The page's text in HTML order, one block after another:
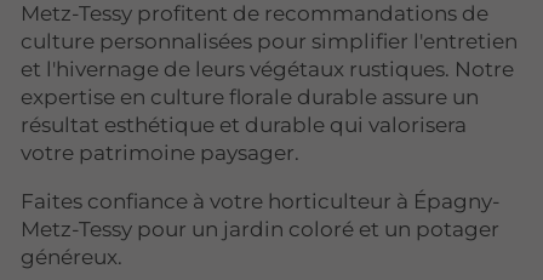
Metz-Tessy profitent de recommandations de
culture personnalisées pour simplifier l'entretien
et l'hivernage de leurs végétaux rustiques. Notre
expertise en culture florale durable assure un
résultat esthétique et durable qui valorisera
votre patrimoine paysager.
Faites confiance à votre horticulteur à Épagny-
Metz-Tessy pour un jardin coloré et un potager
généreux.